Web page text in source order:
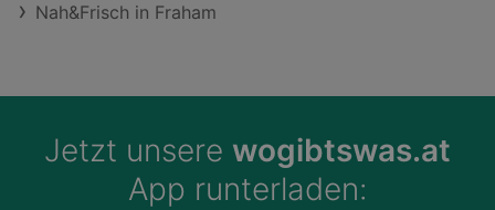
Nah&Frisch in Fraham
Jetzt unsere wogibtswas.at
App runterladen: